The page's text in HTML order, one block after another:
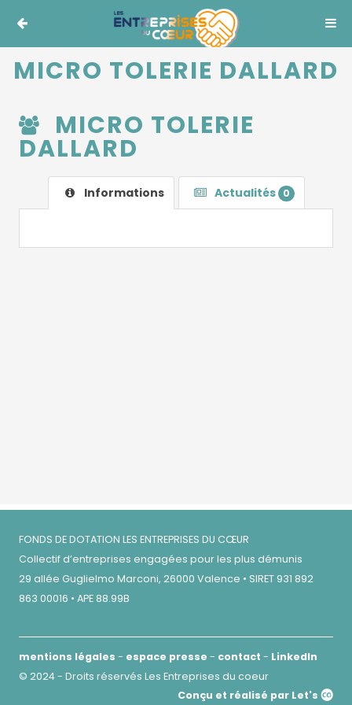
MICRO TOLERIE DALLARD
MICRO TOLERIE
DALLARD
Informations Actualités 0
FONDS DE DOTATION LES ENTREPRISES DU CŒUR
Collectif d’entreprises engagées pour les plus démunis
29 allée Guglielmo Marconi, 26000 Valence • SIRET 931 892
863 00016 • APE 88.99B
mentions légales - espace presse - contact - LinkedIn
© 2024 - Droits réservés Les Entreprises du coeur
Conçu et réalisé par Let's